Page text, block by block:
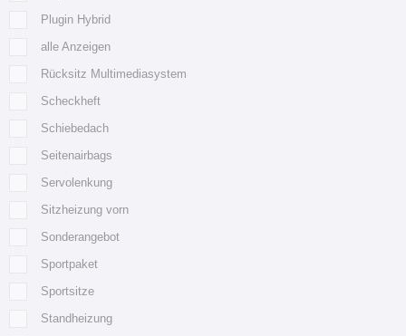
Plugin Hybrid
alle Anzeigen
Rücksitz Multimediasystem
Scheckheft
Schiebedach
Seitenairbags
Servolenkung
Sitzheizung vorn
Sonderangebot
Sportpaket
Sportsitze
Standheizung